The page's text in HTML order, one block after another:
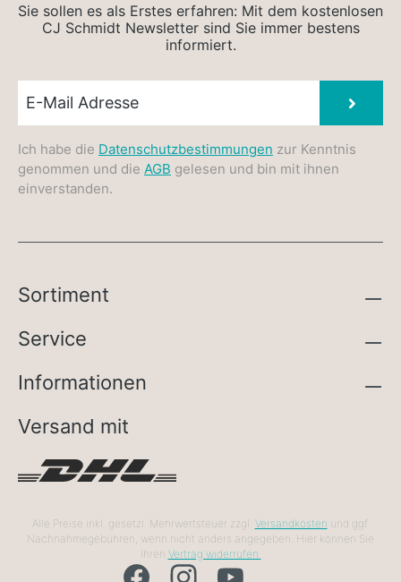
Sie sollen es als Erstes erfahren: Mit dem kostenlosen
CJ Schmidt Newsletter sind Sie immer bestens
informiert.
Ich habe die Datenschutzbestimmungen zur Kenntnis
genommen und die AGB gelesen und bin mit ihnen
einverstanden.
Sortiment
Service
Informationen
Versand mit
Alle Preise inkl. gesetzl. Mehrwertsteuer zzgl. Versandkosten und ggf.
Nachnahmegebühren, wenn nicht anders angegeben. Hier können Sie
Ihren Vertrag widerrufen.